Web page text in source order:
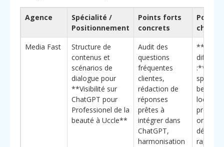
Agence
Spécialité /
Positionnement
Points forts
concrets
choisir
Media Fast
Structure de
contenus et
scénarios de
dialogue pour
**Visibilité sur
ChatGPT pour
Professionel de la
beauté à Uccle**
Audit des
questions
fréquentes
clientes,
rédaction de
réponses
prêtes à
intégrer dans
ChatGPT,
harmonisation
:** forte
beauté
locale,
process
orienté
rapides